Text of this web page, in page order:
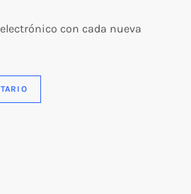
con cada nueva